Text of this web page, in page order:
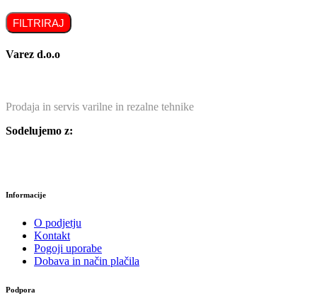
FILTRIRAJ
Varez d.o.o
Prodaja in servis varilne in rezalne tehnike
Sodelujemo z:
Informacije
O podjetju
Kontakt
Pogoji uporabe
Dobava in način plačila
Podpora